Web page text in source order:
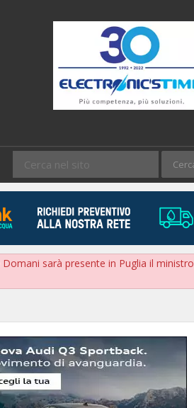
Domani sarà presente in Puglia il ministro